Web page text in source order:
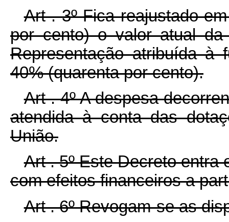
Art . 3º Fica reajustado
por cento) o valor atual
Representação atribuída à
40% (quarenta por cento).
Art . 4º A despesa
atendida à conta das
União.
Art . 5º Este Decreto entra
com efeitos financeiros a
Art . 6º Revogam-se as